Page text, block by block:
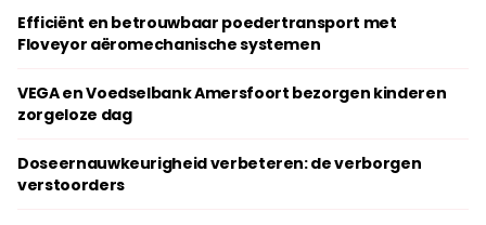
Efficiënt en betrouwbaar poedertransport met
Floveyor aëromechanische systemen
VEGA en Voedselbank Amersfoort bezorgen kinderen
zorgeloze dag
Doseernauwkeurigheid verbeteren: de verborgen
verstoorders